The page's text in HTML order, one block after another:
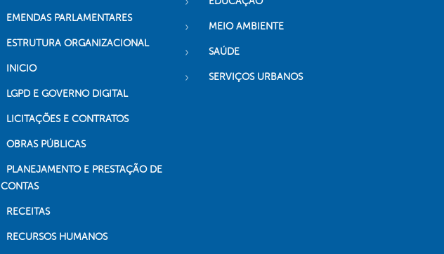
EMENDAS PARLAMENTARES
ESTRUTURA ORGANIZACIONAL
INICIO
LGPD E GOVERNO DIGITAL
LICITAÇÕES E CONTRATOS
OBRAS PÚBLICAS
PLANEJAMENTO E PRESTAÇÃO DE
CONTAS
RECEITAS
RECURSOS HUMANOS
MEIO AMBIENTE
SAÚDE
SERVIÇOS URBANOS